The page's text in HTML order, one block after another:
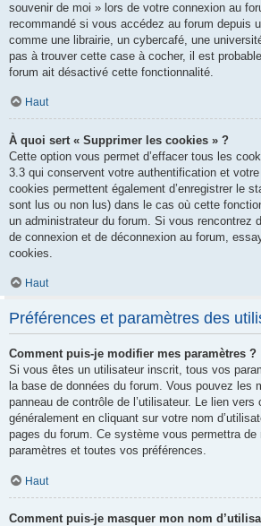
souvenir de moi » lors de votre connexion au
recommandé si vous accédez au forum depuis
comme une librairie, un cybercafé, une
pas à trouver cette case à cocher, il est
forum ait désactivé cette fonctionnalité.
Haut
À quoi sert « Supprimer les cookies » ?
Cette option vous permet d’effacer tous les
3.3 qui conservent votre authentification et
cookies permettent également d’enregistrer le
sont lus ou non lus) dans le cas où cette
un administrateur du forum. Si vous rencontrez
de connexion et de déconnexion au forum,
cookies.
Haut
Préférences et paramètres des
Comment puis-je modifier mes paramètres ?
Si vous êtes un utilisateur inscrit, tous vos
la base de données du forum. Vous pouvez les
panneau de contrôle de l’utilisateur. Le lien vers
généralement en cliquant sur votre nom
pages du forum. Ce système vous permettra de
paramètres et toutes vos préférences.
Haut
Comment puis-je masquer mon nom